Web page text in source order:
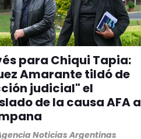
para Chiqui Tapia:
Amarante tildó de
judicial" el
de la causa AFA a
Noticias Argentinas